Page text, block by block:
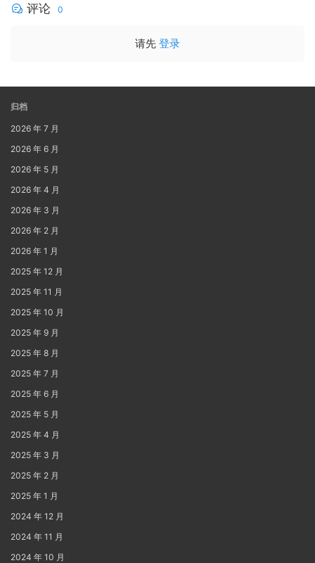
评论 0
请先 登录
归档
2026 年 7 月
2026 年 6 月
2026 年 5 月
2026 年 4 月
2026 年 3 月
2026 年 2 月
2026 年 1 月
2025 年 12 月
2025 年 11 月
2025 年 10 月
2025 年 9 月
2025 年 8 月
2025 年 7 月
2025 年 6 月
2025 年 5 月
2025 年 4 月
2025 年 3 月
2025 年 2 月
2025 年 1 月
2024 年 12 月
2024 年 11 月
2024 年 10 月